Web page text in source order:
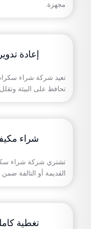
مجهزة.
إعادة
تعيد شركة شراء
تحافظ على البيئة
شراء
تشتري شركة شراء
القديمة أو التالفة
تغطية